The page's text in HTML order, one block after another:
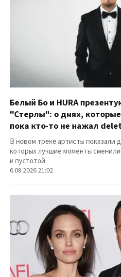
Белый Бо и HURA
"Стерлы": о днях,
пока кто-то не нажал
В новом треке артисты показали
которых лучшие моменты
и пустотой
6.08.2026 21:02